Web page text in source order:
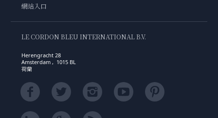
網站入口
LE CORDON BLEU INTERNATIONAL B.V.
Herengracht 28
Amsterdam , 1015 BL
荷蘭